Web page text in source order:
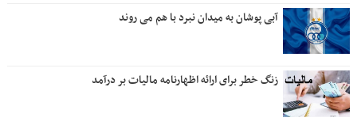
آبی پوشان به میدان نبرد با هم می روند
زنگ خطر برای ارائه اظهارنامه مالیات بر درآمد